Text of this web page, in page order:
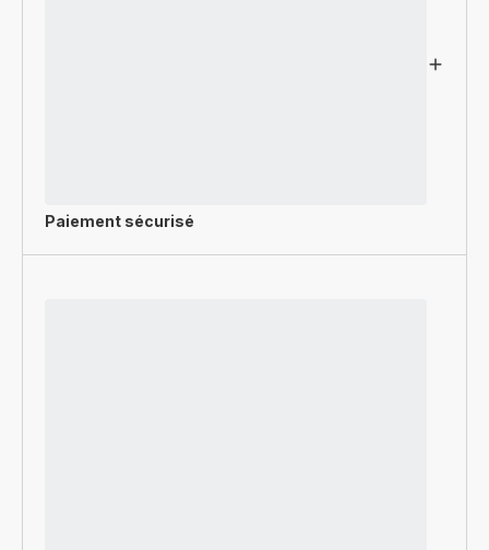
Paiement sécurisé